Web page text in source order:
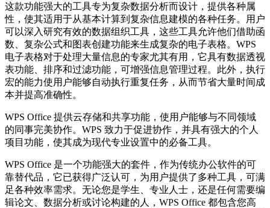
这款功能强大的工具专为复杂数据分析而设计，提供各种属
性，使其适用于从基本计算到复杂信息建模的各种任务。用户
可以深入研究有效的数据组织工具，这些工具允许他们借助函
数、复杂公式和图表创建功能来生成复杂的电子表格。WPS
电子表格对于处理大量信息的专家尤其有用，它具有数据透视
表功能、排序和过滤功能，可增强信息管理过程。此外，执行
宏的能力使用户能够自动执行重复任务，从而节省大量时间成
本并提高准确性。
WPS Office 提供云存储和共享功能，使用户能够与不同领域
的同事完美协作。WPS 致力于促进协作，并具有强大的个人
项目功能，使其成为现代专业设置中的必备工具。
WPS Office 是一个功能强大的套件，作为传统办公软件的可
靠替代品，它已获得广泛认可，为用户提供了多种工具，可满
足各种效率需求。无论您是学生、专业人士，还是任何需要编
辑论文、数据分析或讨论构建的人，WPS Office 都包含您高